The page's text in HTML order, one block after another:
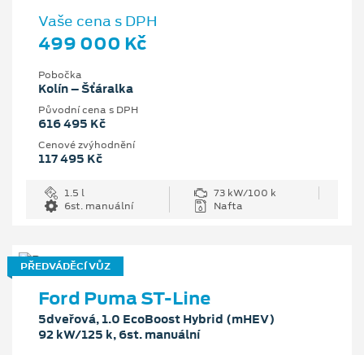
Vaše cena s DPH
499 000 Kč
Pobočka
Kolín – Šťáralka
Původní cena s DPH
616 495 Kč
Cenové zvýhodnění
117 495 Kč
1.5 l
73 kW/100 k
6st. manuální
Nafta
PŘEDVÁDĚCÍ VŮZ
Ford Puma ST-Line
5dveřová, 1.0 EcoBoost Hybrid (mHEV)
92 kW/125 k, 6st. manuální